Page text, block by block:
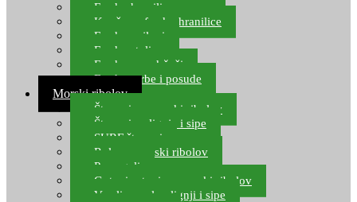
Feeder hranilice
Kopče za feeder hranilice
Feeder najloni
Feeder stolice
Feeder arm držači
Feeder torbe i posude
Morski ribolov
Štapovi za morski ribolov
Štapovi za lignje i sipe
SURF štapovi
Role za morski ribolov
Parangali
Gotovi setovi za morski ribolov
Varalice za lov lignji i sipe